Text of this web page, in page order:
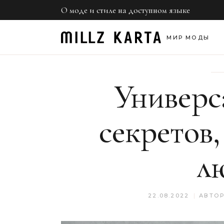
О моде и стиле на доступном языке
МИР МОДЫ
Образы звезд
Светская
22.08.2022 АВТОР